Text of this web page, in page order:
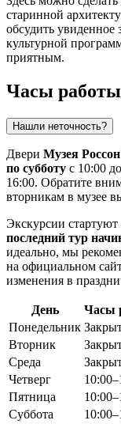
старинной
обсудить увиденное
культурной
приятным.
Часы работы
Нашли неточность?
Двери Музея
по субботу с 10:00
16:00. Обратите
вторникам в музее
Экскурсии стартуют
последний тур
идеально, мы
на официальном
изменения в
День
Часы
Понедельник
Вторник
Среда
Четверг
Пятница
Суббота